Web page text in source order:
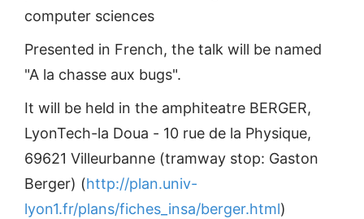
computer sciences
Presented in French, the talk will be named
"A la chasse aux bugs".
It will be held in the amphiteatre BERGER,
LyonTech-la Doua - 10 rue de la Physique,
69621 Villeurbanne (tramway stop: Gaston
Berger) (http://plan.univ-
lyon1.fr/plans/fiches_insa/berger.html)